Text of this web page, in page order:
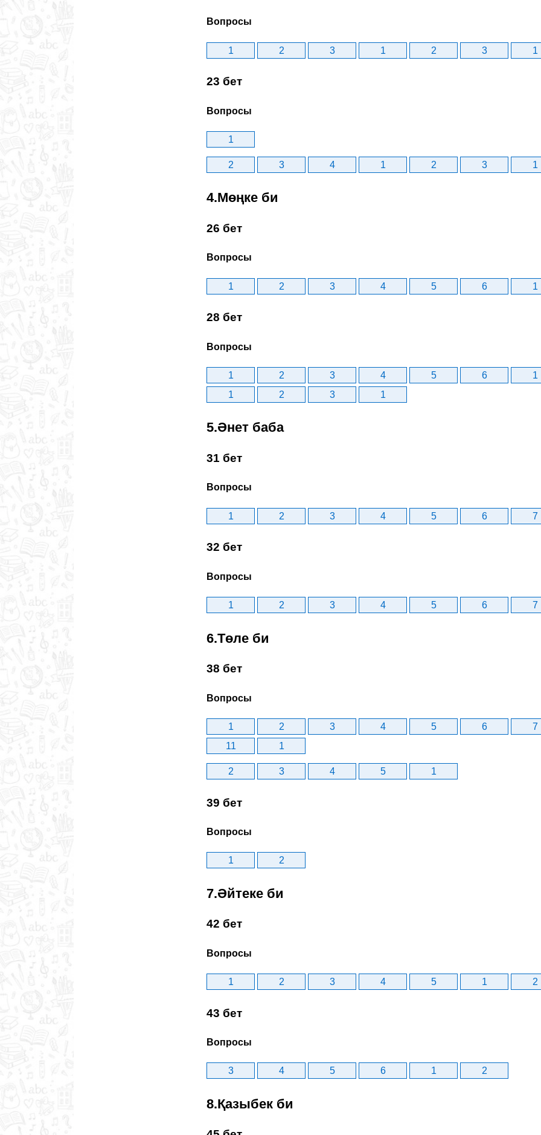
Вопросы
1 2 3 1 2 3 1
23 бет
Вопросы
1
2 3 4 1 2 3 1
4.Мөңке би
26 бет
Вопросы
1 2 3 4 5 6 1
28 бет
Вопросы
1 2 3 4 5 6
1
1
2 3 1
5.Әнет баба
31 бет
Вопросы
1 2 3 4 5 6 7
32 бет
Вопросы
1 2 3 4 5 6 7
6.Төле би
38 бет
Вопросы
1 2 3 4 5 6
7
11
1
2 3 4 5 1
39 бет
Вопросы
1 2
7.Әйтеке би
42 бет
Вопросы
1 2 3 4 5 1 2
43 бет
Вопросы
3 4 5 6 1 2
8.Қазыбек би